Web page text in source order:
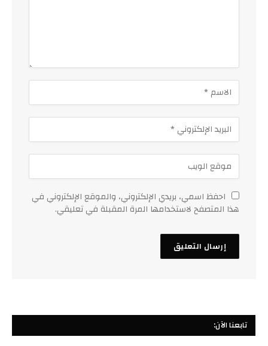
احفظ اسمي، بريدي الإلكتروني، والموقع الإلكتروني في
هذا المتصفح لاستخدامها المرة المقبلة في تعليقي.
تابعنا الآن: